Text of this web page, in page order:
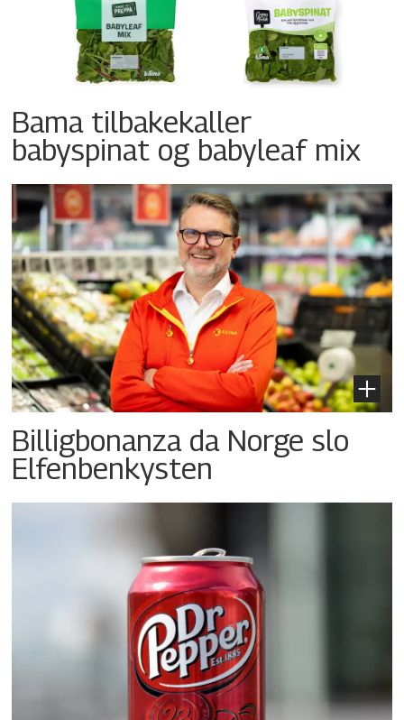
Bama tilbakekaller
babyspinat og babyleaf mix
Billigbonanza da Norge slo
Elfenbenkysten